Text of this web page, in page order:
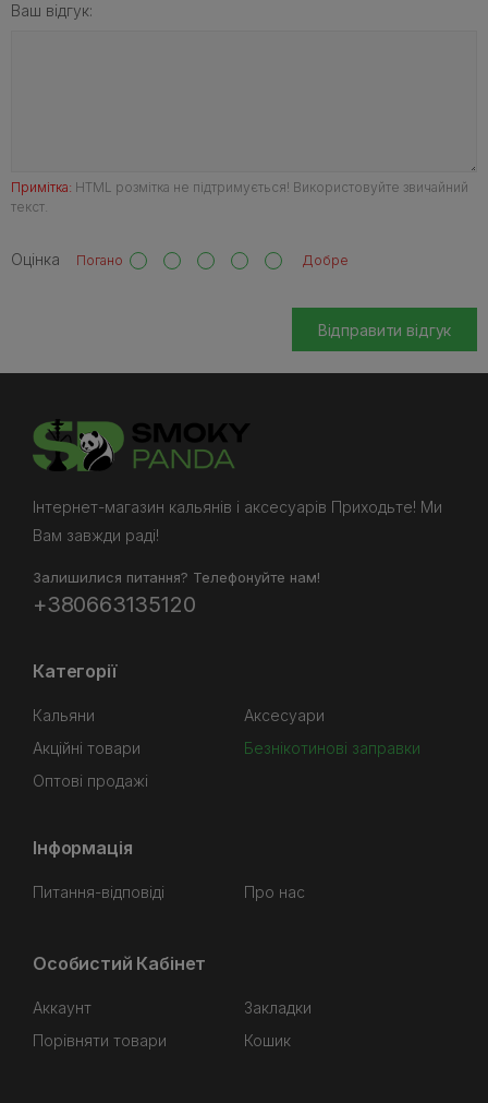
Ваш відгук:
Примітка: HTML розмітка не підтримується! Використовуйте звичайний
текст.
Оцінка Погано Добре
Відправити відгук
Інтернет-магазин кальянів і аксесуарів Приходьте! Ми
Вам завжди раді!
Залишилися питання? Телефонуйте нам!
+380663135120
Категорії
Кальяни
Аксесуари
Акційні товари
Безнікотинові заправки
Оптові продажі
Інформація
Питання-відповіді Про нас
Особистий Кабінет
Аккаунт
Закладки
Порівняти товари
Кошик